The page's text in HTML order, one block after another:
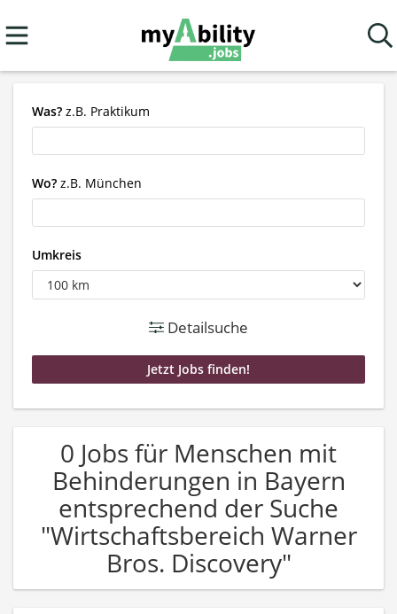
Was? z.B. Praktikum
Wo? z.B. München
Umkreis
Detailsuche
0 Jobs für Menschen mit
Behinderungen in Bayern
entsprechend der Suche
"Wirtschaftsbereich Warner
Bros. Discovery"